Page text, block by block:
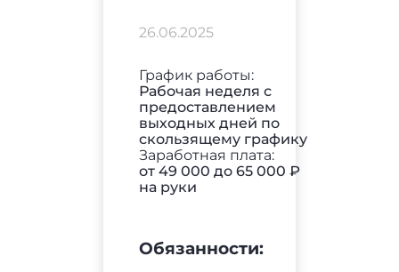
26.06.2025
График работы:
Рабочая неделя с
предоставлением
выходных дней по
скользящему графику
Заработная плата:
от 49 000 до 65 000 ₽
на руки
Обязанности: